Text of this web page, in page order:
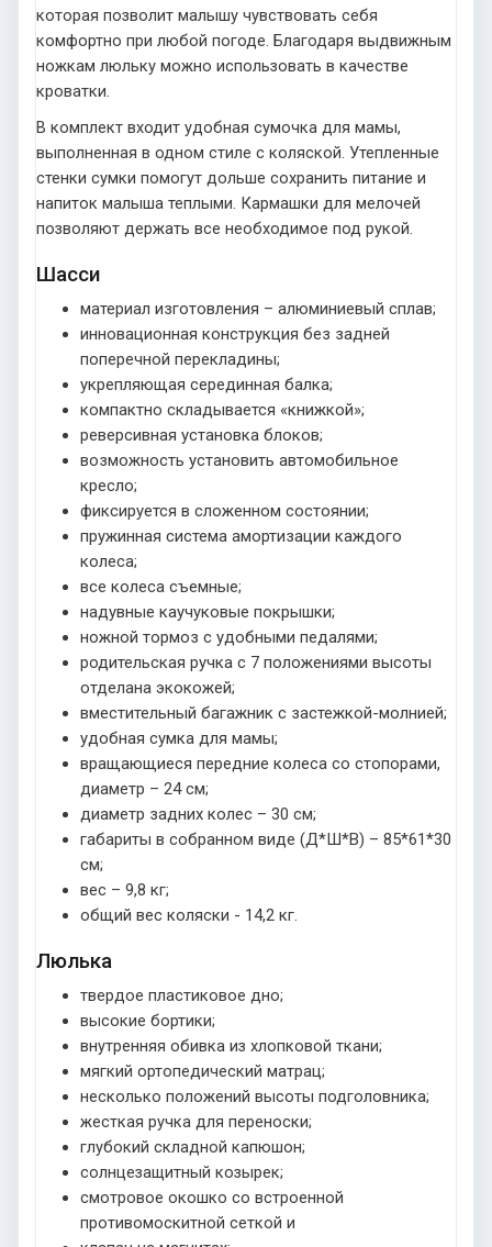
которая позволит малышу чувствовать себя
комфортно при любой погоде. Благодаря выдвижным
ножкам люльку можно использовать в качестве
кроватки.
В комплект входит удобная сумочка для мамы,
выполненная в одном стиле с коляской. Утепленные
стенки сумки помогут дольше сохранить питание и
напиток малыша теплыми. Кармашки для мелочей
позволяют держать все необходимое под рукой.
Шасси
материал изготовления – алюминиевый сплав;
инновационная конструкция без задней
поперечной перекладины;
укрепляющая серединная балка;
компактно складывается «книжкой»;
реверсивная установка блоков;
возможность установить автомобильное
кресло;
фиксируется в сложенном состоянии;
пружинная система амортизации каждого
колеса;
все колеса съемные;
надувные каучуковые покрышки;
ножной тормоз с удобными педалями;
родительская ручка с 7 положениями высоты
отделана экокожей;
вместительный багажник с застежкой-молнией;
удобная сумка для мамы;
вращающиеся передние колеса со стопорами,
диаметр – 24 см;
диаметр задних колес – 30 см;
габариты в собранном виде (Д*Ш*В) – 85*61*30
см;
вес – 9,8 кг;
общий вес коляски - 14,2 кг.
Люлька
твердое пластиковое дно;
высокие бортики;
внутренняя обивка из хлопковой ткани;
мягкий ортопедический матрац;
несколько положений высоты подголовника;
жесткая ручка для переноски;
глубокий складной капюшон;
солнцезащитный козырек;
смотровое окошко со встроенной
противомоскитной сеткой и